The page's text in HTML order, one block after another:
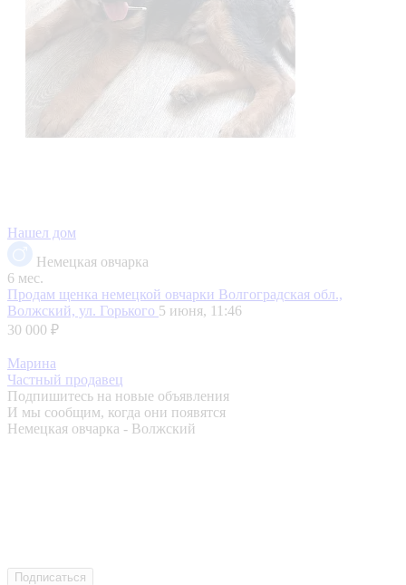
Нашел дом
Немецкая овчарка
6 мес.
Продам щенка немецкой овчарки Волгоградская обл.,
Волжский, ул. Горького 5 июня, 11:46
30 000 ₽
Марина
Частный продавец
Подпишитесь на новые объявления
И мы сообщим, когда они появятся
Немецкая овчарка - Волжский
Подписаться